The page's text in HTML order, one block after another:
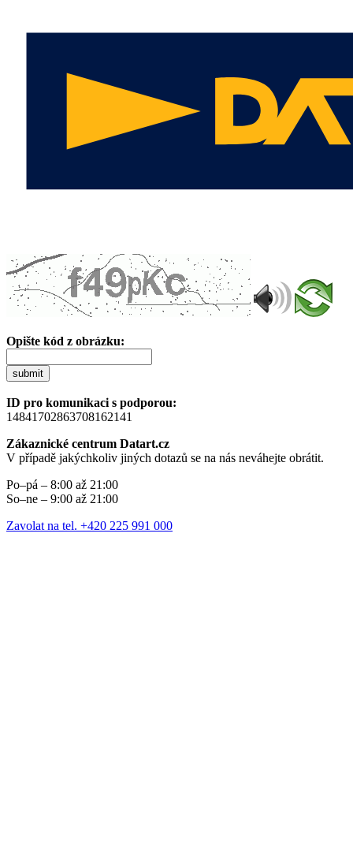
Opište kód z obrázku:
submit
ID pro komunikaci s podporou:
14841702863708162141
Zákaznické centrum Datart.cz
V případě jakýchkoliv jiných dotazů se na nás neváhejte obrátit.
Po–pá – 8:00 až 21:00
So–ne – 9:00 až 21:00
Zavolat na tel. +420 225 991 000